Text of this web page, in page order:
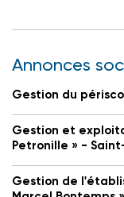
Annonces
Gestion du
Gestion et
Petronille » -
Gestion de